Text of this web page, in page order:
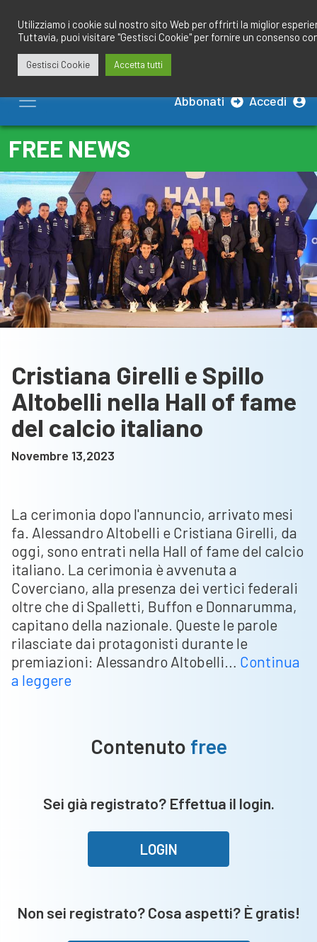
contenuto
Abbonati Accedi
FREE NEWS
Cristiana Girelli e Spillo
Altobelli nella Hall of fame
del calcio italiano
Novembre 13,2023
La cerimonia dopo l'annuncio, arrivato mesi
fa. Alessandro Altobelli e Cristiana Girelli, da
oggi, sono entrati nella Hall of fame del calcio
italiano. La cerimonia è avvenuta a
Coverciano, alla presenza dei vertici federali
oltre che di Spalletti, Buffon e Donnarumma,
capitano della nazionale. Queste le parole
rilasciate dai protagonisti durante le
premiazioni: Alessandro Altobelli… Continua
a leggereCristiana
Altobelli
of
fame
calcio
Contenuto free
Sei già registrato? Effettua il login.
LOGIN
Non sei registrato? Cosa aspetti? È gratis!
Utilizziamo i cookie sul nostro sito Web per offrirti la miglior
Tuttavia, puoi visitare "Gestisci Cookie" per fornire un consenso
Gestisci Cookie Accetta tutti